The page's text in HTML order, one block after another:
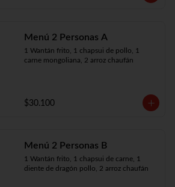
Menú 2 Personas A
1 Wantán frito, 1 chapsui de pollo, 1
carne mongoliana, 2 arroz chaufán
$30.100
Menú 2 Personas B
1 Wantán frito, 1 chapsui de carne, 1
diente de dragón pollo, 2 arroz chaufán